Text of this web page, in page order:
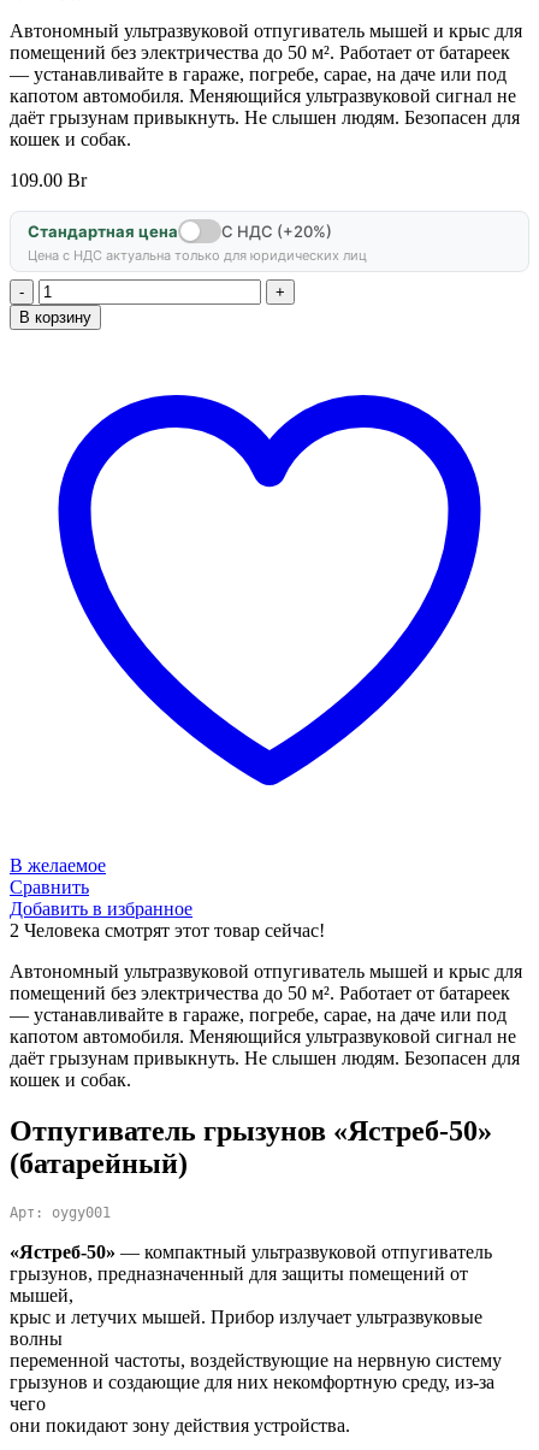
Автономный ультразвуковой отпугиватель мышей и крыс для
помещений без электричества до 50 м². Работает от батареек
— устанавливайте в гараже, погребе, сарае, на даче или под
капотом автомобиля. Меняющийся ультразвуковой сигнал не
даёт грызунам привыкнуть. Не слышен людям. Безопасен для
кошек и собак.
109.00 Br
Стандартная цена С НДС (+20%)
Цена с НДС актуальна только для юридических лиц
Количество
товара
Отпугиватель
батарейках)
В корзину
В желаемое
Сравнить
Добавить в избранное
2 Человека смотрят этот товар сейчас!
Автономный ультразвуковой отпугиватель мышей и крыс для
помещений без электричества до 50 м². Работает от батареек
— устанавливайте в гараже, погребе, сарае, на даче или под
капотом автомобиля. Меняющийся ультразвуковой сигнал не
даёт грызунам привыкнуть. Не слышен людям. Безопасен для
кошек и собак.
Отпугиватель грызунов «Ястреб-50»
(батарейный)
Арт: oygy001
«Ястреб-50» — компактный ультразвуковой отпугиватель
грызунов, предназначенный для защиты помещений от
мышей,
крыс и летучих мышей. Прибор излучает ультразвуковые
волны
переменной частоты, воздействующие на нервную систему
грызунов и создающие для них некомфортную среду, из-за
чего
они покидают зону действия устройства.